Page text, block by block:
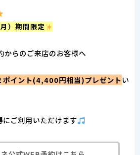
）期間限定
からのご来店のお客様へ
ポイント(4,400円相当)プレゼントい
ご利用いただけます